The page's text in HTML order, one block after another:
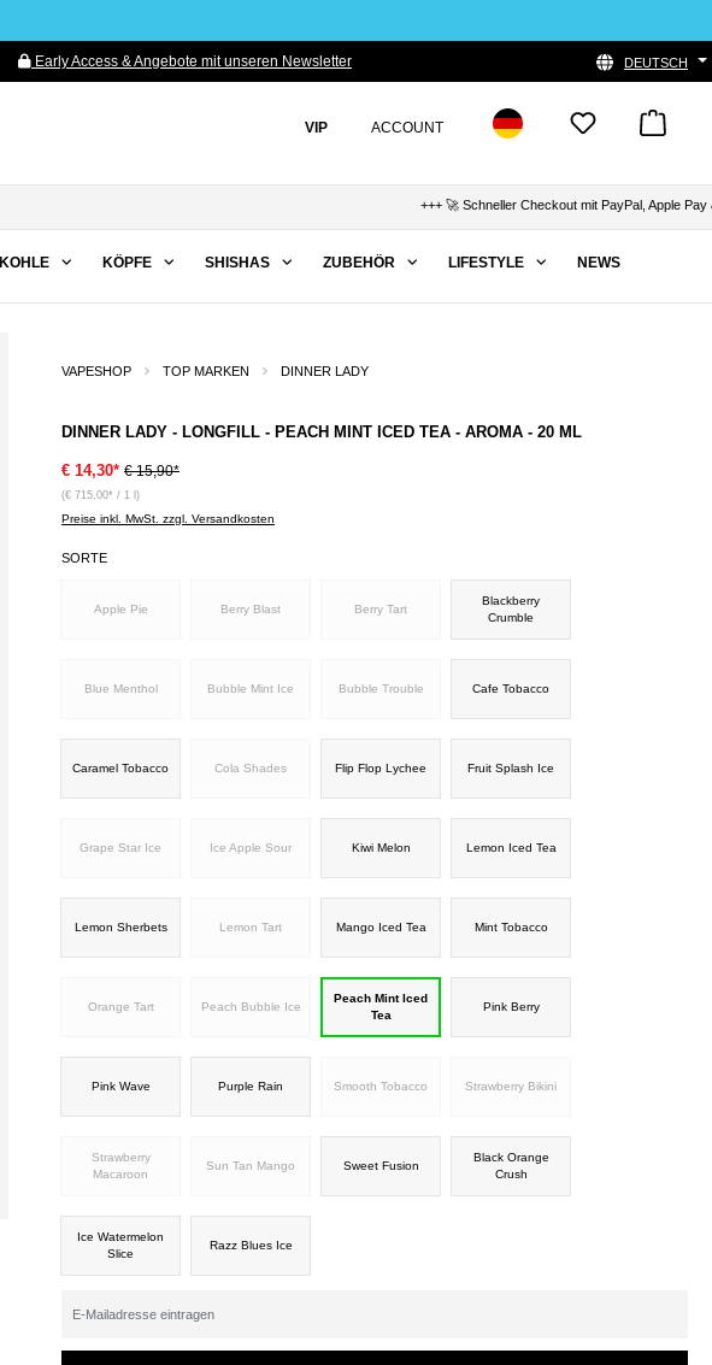
Early Access & Angebote mit unseren Newsletter DEUTSCH
VIP ACCOUNT
+++ 🚀 Schneller Checkout mit PayPal, Apple Pay &
KOHLE KÖPFE SHISHAS ZUBEHÖR LIFESTYLE NEWS
VAPESHOP TOP MARKEN DINNER LADY
DINNER LADY - LONGFILL - PEACH MINT ICED TEA - AROMA - 20 ML
€ 14,30* € 15,90*
(€ 715,00* / 1 l)
Preise inkl. MwSt. zzgl. Versandkosten
SORTE
Apple Pie Berry Blast Berry Tart
Blackberry
Crumble
Blue Menthol Bubble Mint Ice Bubble Trouble Cafe Tobacco
Caramel Tobacco Cola Shades Flip Flop Lychee Fruit Splash Ice
Grape Star Ice Ice Apple Sour Kiwi Melon Lemon Iced Tea
Lemon Sherbets Lemon Tart Mango Iced Tea Mint Tobacco
Orange Tart Peach Bubble Ice
Peach Mint Iced
Tea
Pink Berry
Pink Wave Purple Rain Smooth Tobacco Strawberry Bikini
Strawberry
Macaroon
Sun Tan Mango Sweet Fusion
Black Orange
Crush
Ice Watermelon
Slice
Razz Blues Ice